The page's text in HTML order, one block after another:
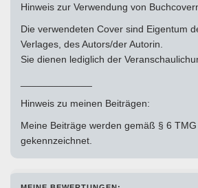
Hinweis zur Verwendung von
Die verwendeten Cover sind Eigentum
Verlages, des Autors/der Autorin.
Sie dienen lediglich der
Hinweis zu meinen Beiträgen:
Meine Beiträge werden gemäß § 6
gekennzeichnet.